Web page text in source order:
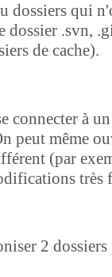
dossiers qui
dossier .svn,
de cache).
connecter à
peut même
(par
très
2